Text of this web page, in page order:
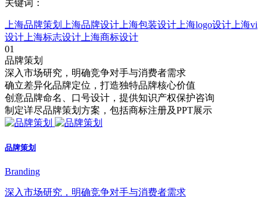
关键词：
上海品牌策划 上海品牌设计 上海包装设计 上海logo设计 上海vi
设计 上海标志设计 上海商标设计
01
品牌策划
深入市场研究，明确竞争对手与消费者需求
确立差异化品牌定位，打造独特品牌核心价值
创意品牌命名、口号设计，提供知识产权保护咨询
制定详尽品牌策划方案，包括商标注册及PPT展示
品牌策划
Branding
深入市场研究，明确竞争对手与消费者需求